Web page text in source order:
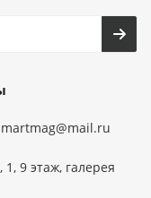
1, 9 этаж, галерея